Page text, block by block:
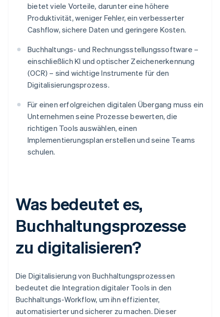
bietet viele Vorteile, darunter eine höhere
Produktivität, weniger Fehler, ein verbesserter
Cashflow, sichere Daten und geringere Kosten.
Buchhaltungs- und Rechnungsstellungssoftware –
einschließlich KI und optischer Zeichenerkennung
(OCR) – sind wichtige Instrumente für den
Digitalisierungsprozess.
Für einen erfolgreichen digitalen Übergang muss ein
Unternehmen seine Prozesse bewerten, die
richtigen Tools auswählen, einen
Implementierungsplan erstellen und seine Teams
schulen.
Was bedeutet es,
Buchhaltungsprozesse
zu digitalisieren?
Die Digitalisierung von Buchhaltungsprozessen
bedeutet die Integration digitaler Tools in den
Buchhaltungs-Workflow, um ihn effizienter,
automatisierter und sicherer zu machen. Dieser